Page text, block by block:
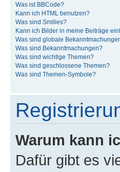
Was ist BBCode?
Kann ich HTML benutzen?
Was sind Smilies?
Kann ich Bilder in meine Beiträge
Was sind globale
Was sind Bekanntmachungen?
Was sind wichtige Themen?
Was sind geschlossene Themen?
Was sind Themen-Symbole?
Warum kann
Dafür gibt es